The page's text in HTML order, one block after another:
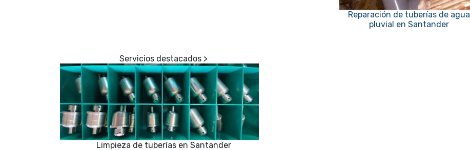
Reparación de tuberías de agua
pluvial en Santander
Limpieza de tuberías en Santander